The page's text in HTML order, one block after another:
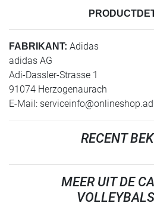
FABRIKANT: Adidas
adidas AG
Adi-Dassler-Strasse 1
91074 Herzogenaurach
E-Mail:
RECENT
MEER UIT DE